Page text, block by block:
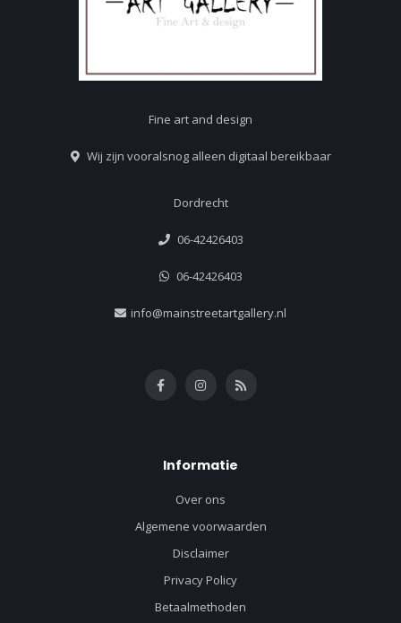
Fine art and design
Wij zijn vooralsnog alleen digitaal bereikbaar
Dordrecht
06-42426403
06-42426403
info@mainstreetartgallery.nl
Informatie
Over ons
Algemene voorwaarden
Disclaimer
Privacy Policy
Betaalmethoden